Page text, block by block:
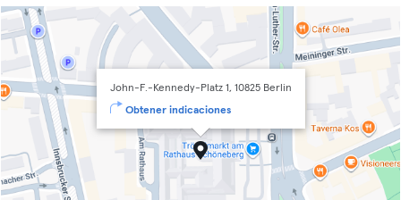
John-F.-Kennedy-Platz 1, 10825 Berlin
Obtener indicaciones